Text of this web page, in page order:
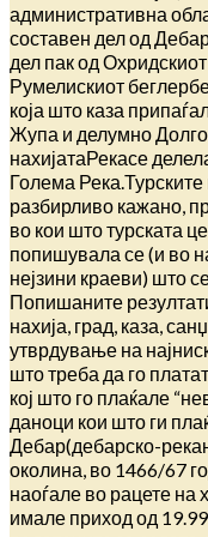
административна
составен дел од
дел пак од
Румелискиот
која што каза
Жупа и делумно
нахијатаРекасе
Голема
разбирливо кажано,
во кои што турската
попишувала се (и во
нејзини краеви) што
Попишаните
нахија, град, каза,
утврдување на
што треба да го
кој што го плаќале
даноци кои што ги
Дебар(дебарско-
околина, во 1466/67
наоѓале во рацете на
имале приход од